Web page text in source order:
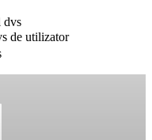
dvs
de utilizator